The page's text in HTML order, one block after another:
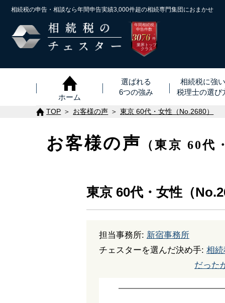
相続税の申告・相談なら年間申告実績3,000件超の相続専門集団におまかせ
年間相続税
申告件数
3076 ※
件
業界トップ
クラス
ホーム
選ばれる
6つの強み
相続税に強
税理士の選び
TOP お客様の声 東京 60代・女性（No.2680）
お客様の声 （東京 60代
東京 60代・女性（
担当事務所: 新宿事務所
チェスターを選んだ決め手: 相
だった